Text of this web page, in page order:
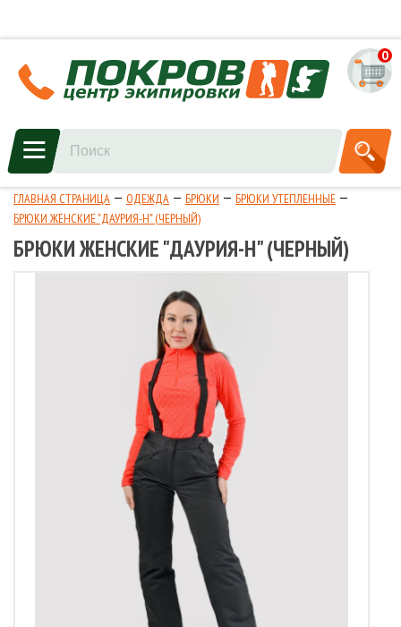
0
ГЛАВНАЯ СТРАНИЦА ОДЕЖДА БРЮКИ
БРЮКИ УТЕПЛЕННЫЕ
БРЮКИ ЖЕНСКИЕ "ДАУРИЯ-Н" (ЧЕРНЫЙ)
БРЮКИ ЖЕНСКИЕ "ДАУРИЯ-Н" (ЧЕРНЫЙ)